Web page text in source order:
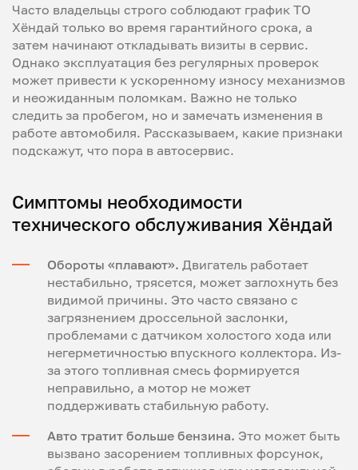
Часто владельцы строго соблюдают график ТО
Хёндай только во время гарантийного срока, а
затем начинают откладывать визиты в сервис.
Однако эксплуатация без регулярных проверок
может привести к ускоренному износу механизмов
и неожиданным поломкам. Важно не только
следить за пробегом, но и замечать изменения в
работе автомобиля. Рассказываем, какие признаки
подскажут, что пора в автосервис.
Симптомы необходимости
технического обслуживания Хёндай
Обороты «плавают». Двигатель работает
нестабильно, трясется, может заглохнуть без
видимой причины. Это часто связано с
загрязнением дроссельной заслонки,
проблемами с датчиком холостого хода или
негерметичностью впускного коллектора. Из-
за этого топливная смесь формируется
неправильно, а мотор не может
поддерживать стабильную работу.
Авто тратит больше бензина. Это может быть
вызвано засорением топливных форсунок,